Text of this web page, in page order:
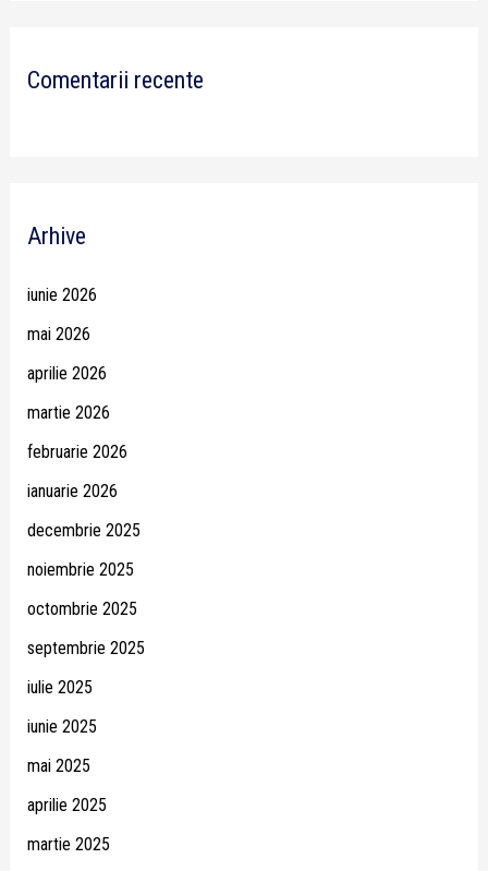
Comentarii recente
Arhive
iunie 2026
mai 2026
aprilie 2026
martie 2026
februarie 2026
ianuarie 2026
decembrie 2025
noiembrie 2025
octombrie 2025
septembrie 2025
iulie 2025
iunie 2025
mai 2025
aprilie 2025
martie 2025